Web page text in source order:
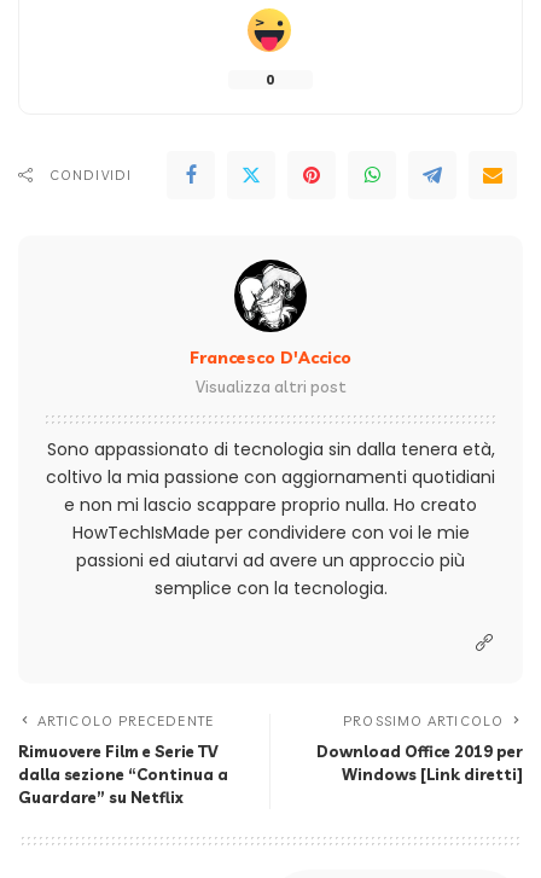
0
CONDIVIDI
Francesco D'Accico
Visualizza altri post
Sono appassionato di tecnologia sin dalla tenera età,
coltivo la mia passione con aggiornamenti quotidiani
e non mi lascio scappare proprio nulla. Ho creato
HowTechIsMade per condividere con voi le mie
passioni ed aiutarvi ad avere un approccio più
semplice con la tecnologia.
ARTICOLO PRECEDENTE
Rimuovere Film e Serie TV
dalla sezione “Continua a
Guardare” su Netflix
PROSSIMO ARTICOLO
Download Office 2019 per
Windows [Link diretti]